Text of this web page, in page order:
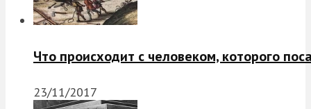
Что происходит с человеком, которого
23/11/2017